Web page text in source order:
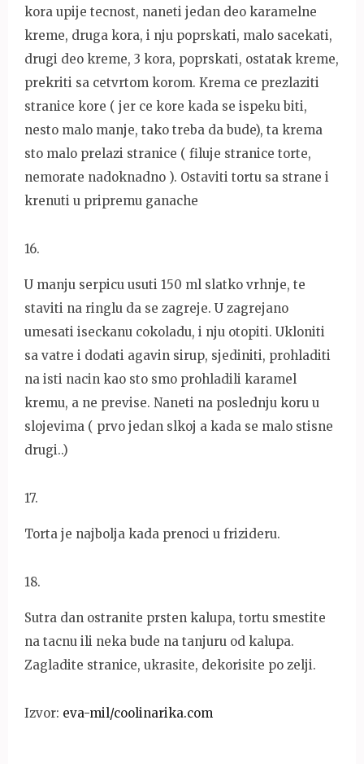
kora upije tecnost, naneti jedan deo karamelne
kreme, druga kora, i nju poprskati, malo sacekati,
drugi deo kreme, 3 kora, poprskati, ostatak kreme,
prekriti sa cetvrtom korom. Krema ce prezlaziti
stranice kore ( jer ce kore kada se ispeku biti,
nesto malo manje, tako treba da bude), ta krema
sto malo prelazi stranice ( filuje stranice torte,
nemorate nadoknadno ). Ostaviti tortu sa strane i
krenuti u pripremu ganache
16.
U manju serpicu usuti 150 ml slatko vrhnje, te
staviti na ringlu da se zagreje. U zagrejano
umesati iseckanu cokoladu, i nju otopiti. Ukloniti
sa vatre i dodati agavin sirup, sjediniti, prohladiti
na isti nacin kao sto smo prohladili karamel
kremu, a ne previse. Naneti na poslednju koru u
slojevima ( prvo jedan slkoj a kada se malo stisne
drugi..)
17.
Torta je najbolja kada prenoci u frizideru.
18.
Sutra dan ostranite prsten kalupa, tortu smestite
na tacnu ili neka bude na tanjuru od kalupa.
Zagladite stranice, ukrasite, dekorisite po zelji.
Izvor: eva-mil/coolinarika.com